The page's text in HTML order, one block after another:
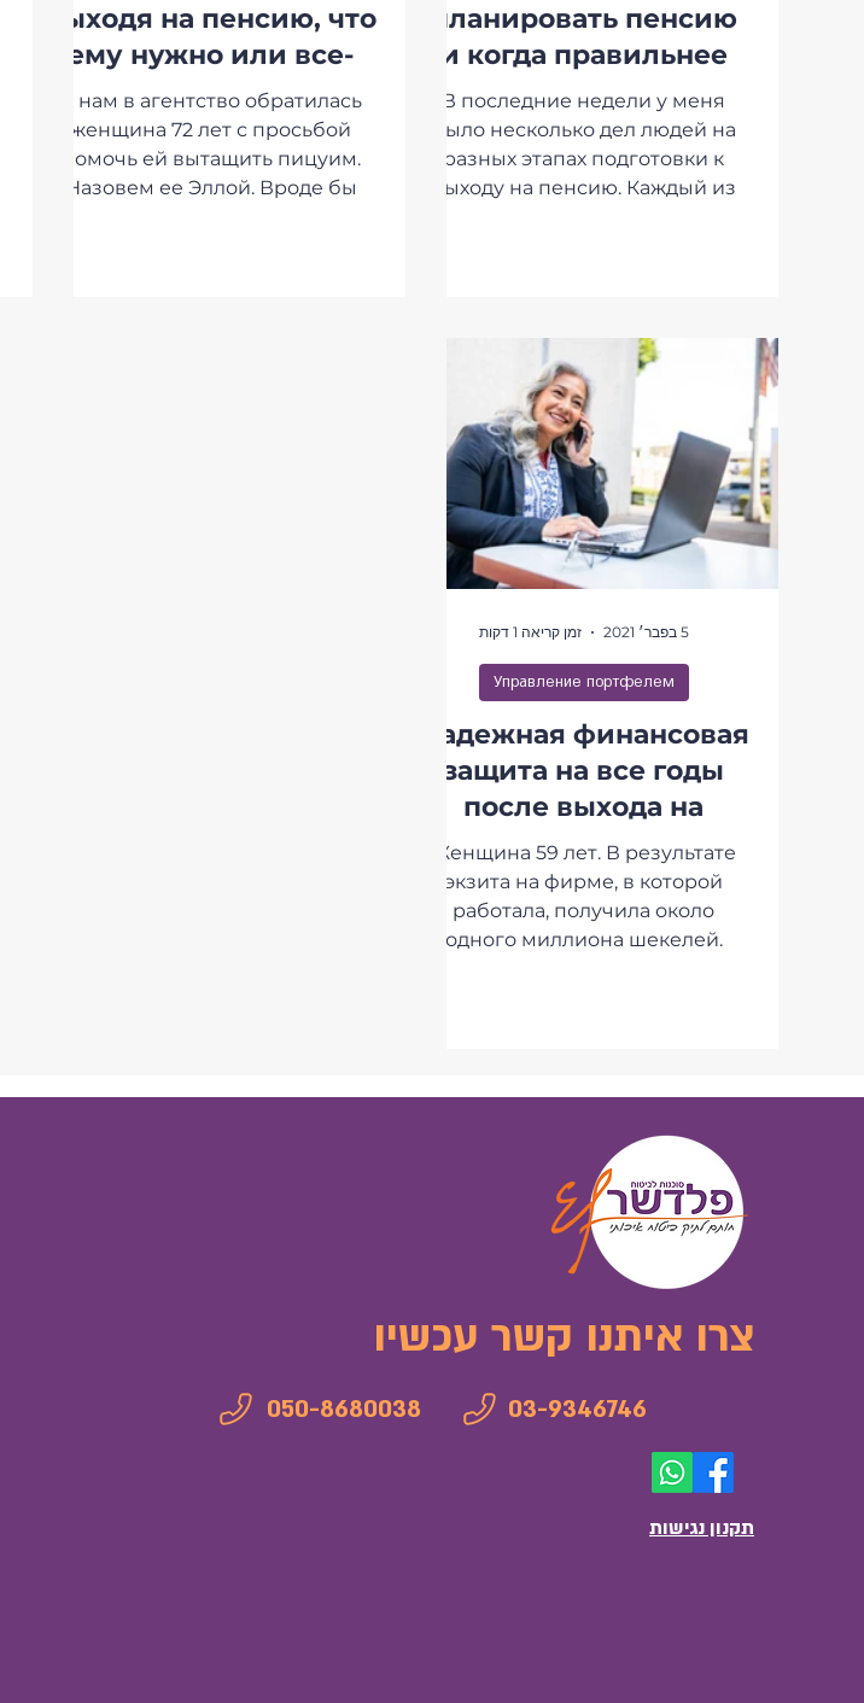
планировать пенсию
и когда правильнее
начать?
В последние недели у меня
было несколько дел людей на
разных этапах подготовки к
выходу на пенсию. Каждый из
выходя на пенсию, что
ему нужно или все-
таки лучше спросить
у специалиста?
К нам в агентство обратилась
женщина 72 лет с просьбой
помочь ей вытащить пицуим.
Назовем ее Эллой. Вроде бы
Надежная финансовая
защита на все годы
после выхода на
пенсию
Женщина 59 лет. В результате
экзита на фирме, в которой
работала, получила около
одного миллиона шекелей.
Управление портфелем
5 בפבר׳ 2021 זמן קריאה 1 דקות
צרו איתנו קשר עכשיו
050-8680038 03-9346746
תקנון נגישות